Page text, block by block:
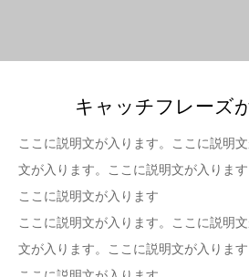
キャッチフレーズ
ここに説明文が入ります。ここに説明
文が入ります。ここに説明文が入りま
ここに説明文が入ります
ここに説明文が入ります。ここに説明
文が入ります。ここに説明文が入りま